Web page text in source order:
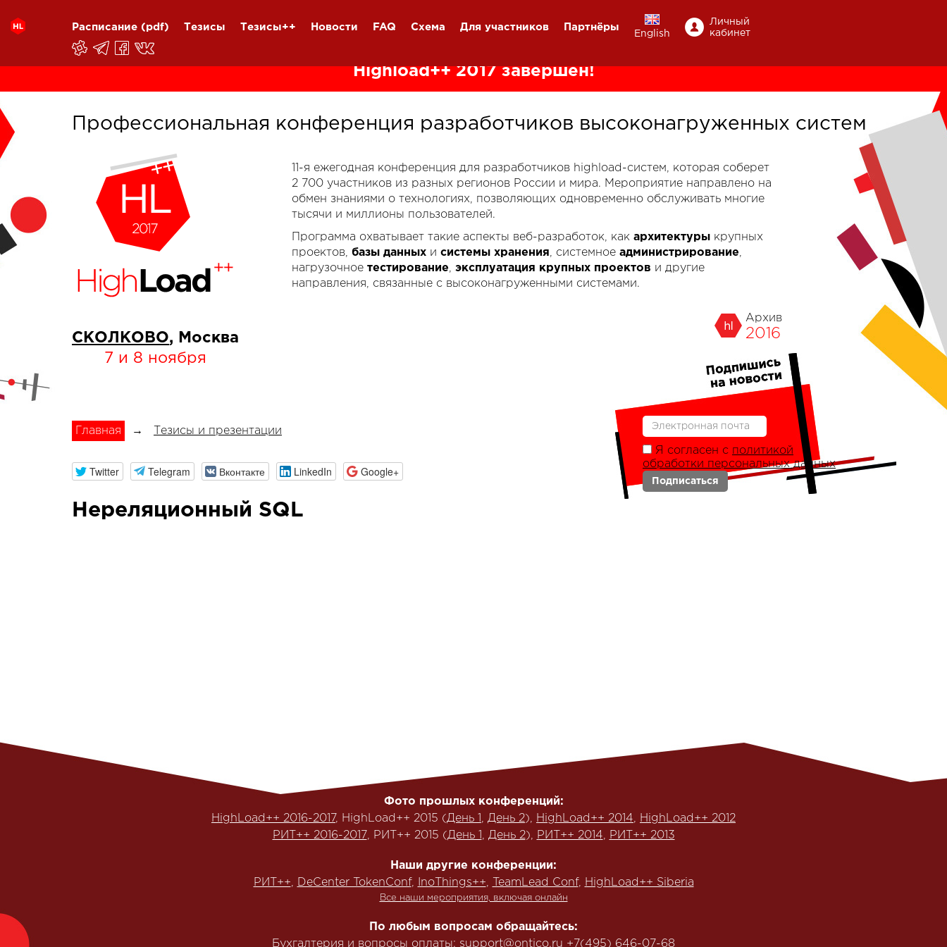
Расписание (pdf) Тезисы Тезисы++ Новости FAQ Схема Для участников Партнёры
English
Личный
кабинет
Highload++ 2017 завершён!
Профессиональная конференция разработчиков высоконагруженных систем
СКОЛКОВО, Москва
7 и 8 ноября
11-я ежегодная конференция для разработчиков highload-систем, которая соберет
2 700 участников из разных регионов России и мира. Мероприятие направлено на
обмен знаниями о технологиях, позволяющих одновременно обслуживать многие
тысячи и миллионы пользователей.
Программа охватывает такие аспекты веб-разработок, как архитектуры крупных
проектов, базы данных и системы хранения, системное администрирование,
нагрузочное тестирование, эксплуатация крупных проектов и другие
направления, связанные с высоконагруженными системами.
Архив
2016
Главная → Тезисы и презентации
Twitter Telegram Вконтакте LinkedIn Google+
Нереляционный SQL
Я согласен с политикой
обработки персональных данных
Фото прошлых конференций:
HighLoad++ 2016-2017, HighLoad++ 2015 (День 1 , День 2), HighLoad++ 2014, HighLoad++ 2012
РИТ++ 2016-2017, РИТ++ 2015 (День 1 , День 2), РИТ++ 2014, РИТ++ 2013
Наши другие конференции:
РИТ++, DeCenter TokenConf, InoThings++, TeamLead Conf, HighLoad++ Siberia
Все наши мероприятия, включая онлайн
По любым вопросам обращайтесь:
Бухгалтерия и вопросы оплаты: support@ontico.ru +7(495) 646-07-68